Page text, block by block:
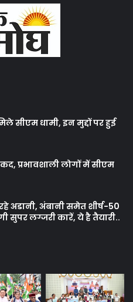
सीएम धामी, इन मुद्दों पर हुई
प्रभावशाली लोगों में सीएम
अडानी, अंबानी समेत शीर्ष-50
सुपर लग्जरी कारें, ये है तैयारी..